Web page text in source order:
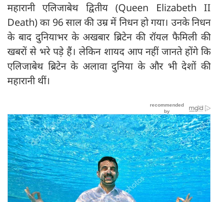
महारानी एलिजाबेथ द्वितीय (Queen Elizabeth II
Death) का 96 साल की उम्र में निधन हो गया। उनके निधन
के बाद दुनियाभर के अखबार ब्रिटेन की रॉयल फैमिली की
खबरों से भरे पड़े हैं। लेकिन शायद आप नहीं जानते होंगे कि
एलिजाबेथ ब्रिटेन के अलावा दुनिया के और भी देशों की
महारानी थीं।